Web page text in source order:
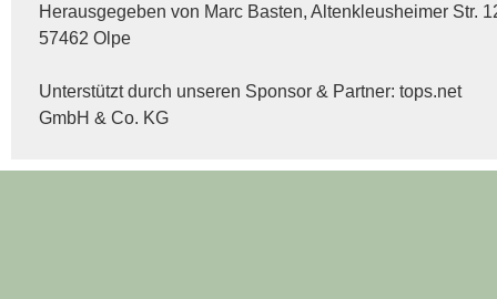
Herausgegeben von Marc Basten, Altenkleusheimer Str.
57462 Olpe
Unterstützt durch unseren Sponsor & Partner: tops.net
GmbH & Co. KG